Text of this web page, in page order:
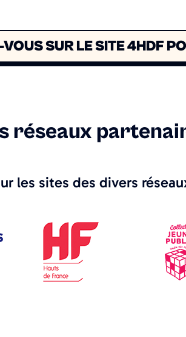
SUR LE SITE 4HDF
réseaux
les sites des divers